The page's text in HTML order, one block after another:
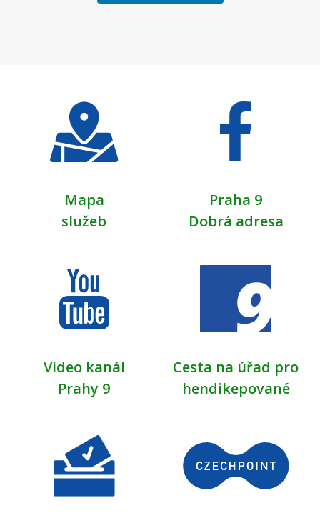
Mapa
služeb
Praha 9
Dobrá adresa
Video kanál
Prahy 9
Cesta na úřad pro
hendikepované